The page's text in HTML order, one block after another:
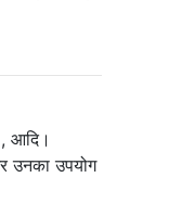
आदि।
उनका उपयोग